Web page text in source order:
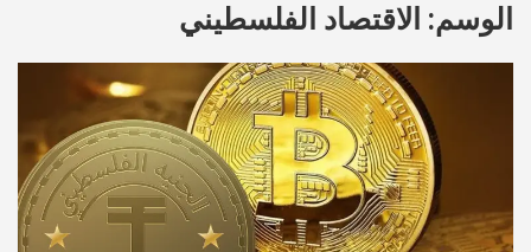
الوسم: الاقتصاد الفلسطيني